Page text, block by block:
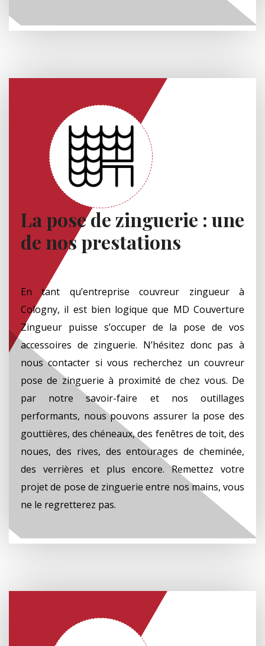
La pose de zinguerie : une
de nos prestations
En tant qu’entreprise couvreur zingueur à
Cologny, il est bien logique que MD Couverture
Zingueur puisse s’occuper de la pose de vos
accessoires de zinguerie. N’hésitez donc pas à
nous contacter si vous recherchez un couvreur
pose de zinguerie à proximité de chez vous. De
par notre savoir-faire et nos outillages
performants, nous pouvons assurer la pose des
gouttières, des chéneaux, des fenêtres de toit, des
noues, des rives, des entourages de cheminée,
des verrières et plus encore. Remettez votre
projet de pose de zinguerie entre nos mains, vous
ne le regretterez pas.